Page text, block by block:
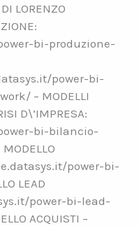
LORENZO
bi-produzione-
power-bi-
– MODELLI
D\’IMPRESA:
bi-bilancio-
power-bi-
LEAD
power-bi-lead-
ACQUISTI –